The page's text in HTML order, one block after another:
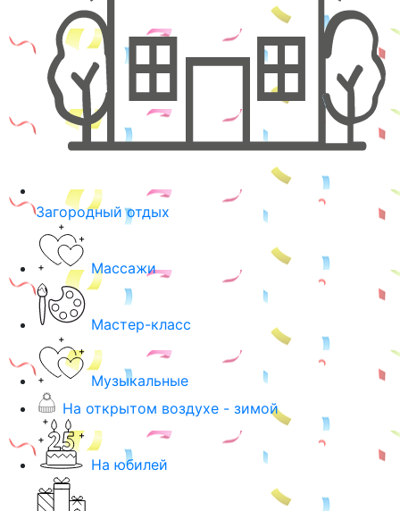
Загородный отдых
Массажи
Мастер-класс
Музыкальные
На открытом воздухе - зимой
На юбилей